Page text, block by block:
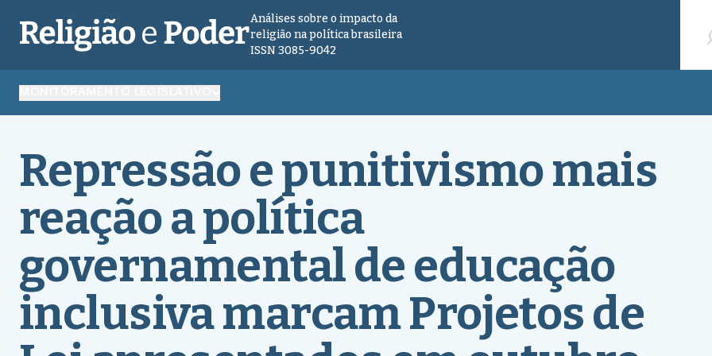
Análises sobre o impacto da
religião na política brasileira
ISSN 3085-9042
Repressão e punitivismo mais
reação a política
governamental de educação
inclusiva marcam Projetos de